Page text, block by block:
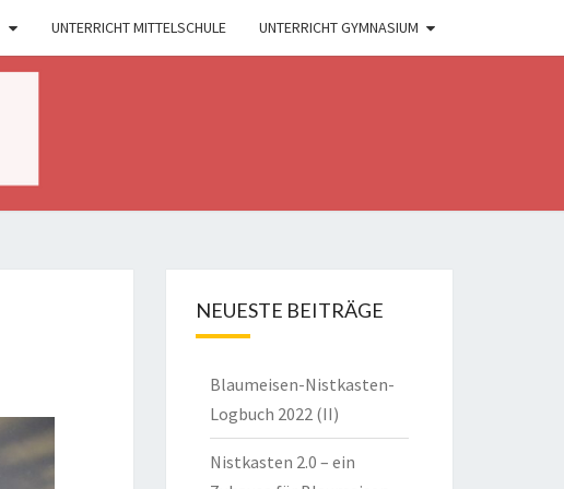
UNTERRICHT MITTELSCHULE UNTERRICHT GYMNASIUM
NEUESTE BEITRÄGE
Blaumeisen-Nistkasten-
Logbuch 2022 (II)
Nistkasten 2.0 – ein